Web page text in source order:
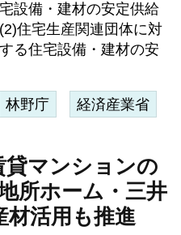
宅設備・建材の安定供給
(2)住宅生産関連団体に対
する住宅設備・建材の安
林野庁 経済産業省
貸マンションの
所ホーム・三井
材活用も推進